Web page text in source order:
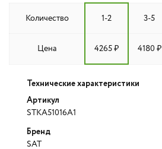
Количество 1-2 3-5
Цена 4265 ₽ 4180 ₽
Технические характеристики
Артикул
STKA51016A1
Бренд
SAT